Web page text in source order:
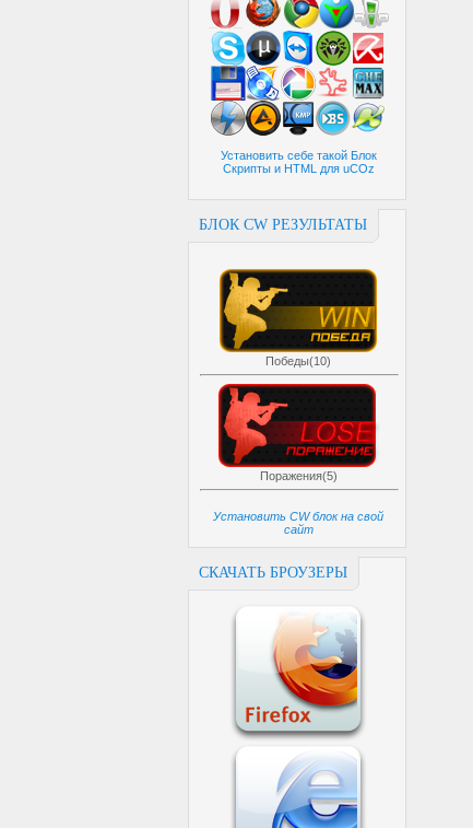
Установить себе такой Блок
Скрипты и HTML для uCOz
БЛОК CW РЕЗУЛЬТАТЫ
Победы(10)
Поражения(5)
Установить CW блок на свой
сайт
СКАЧАТЬ БРОУЗЕРЫ